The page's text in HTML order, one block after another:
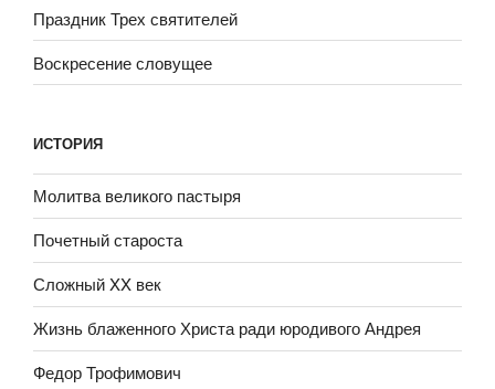
Праздник Трех святителей
Воскресение словущее
ИСТОРИЯ
Молитва великого пастыря
Почетный староста
Сложный XX век
Жизнь блаженного Христа ради юродивого Андрея
Федор Трофимович